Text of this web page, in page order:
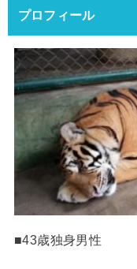
プロフィール
■43歳独身男性